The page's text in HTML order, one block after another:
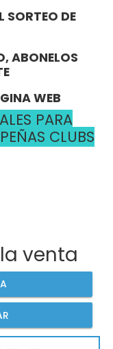
SORTEO DE
ABONELOS
WEB
PARA
CLUBS
venta